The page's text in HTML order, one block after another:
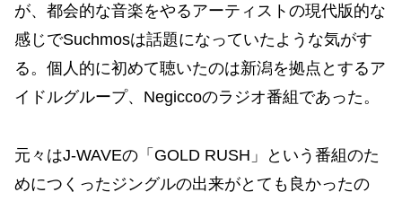
が、都会的な音楽をやるアーティストの現代版的な
感じでSuchmosは話題になっていたような気がす
る。個人的に初めて聴いたのは新潟を拠点とするア
イドルグループ、Negiccoのラジオ番組であった。
元々はJ-WAVEの「GOLD RUSH」という番組のた
めにつくったジングルの出来がとても良かったの